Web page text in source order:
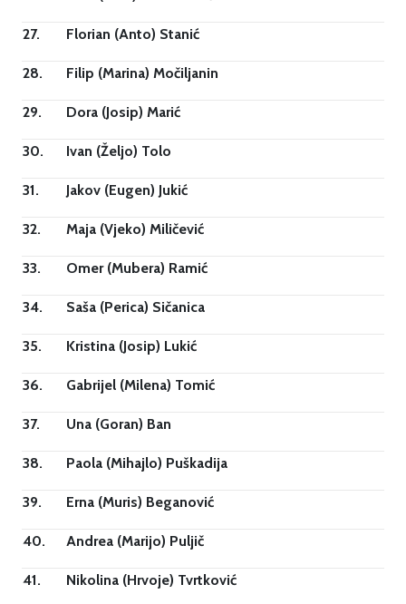
27. Florian (Anto) Stanić
28. Filip (Marina) Močiljanin
29. Dora (Josip) Marić
30. Ivan (Željo) Tolo
31. Jakov (Eugen) Jukić
32. Maja (Vjeko) Miličević
33. Omer (Mubera) Ramić
34. Saša (Perica) Sičanica
35. Kristina (Josip) Lukić
36. Gabrijel (Milena) Tomić
37. Una (Goran) Ban
38. Paola (Mihajlo) Puškadija
39. Erna (Muris) Beganović
40. Andrea (Marijo) Puljič
41. Nikolina (Hrvoje) Tvrtković